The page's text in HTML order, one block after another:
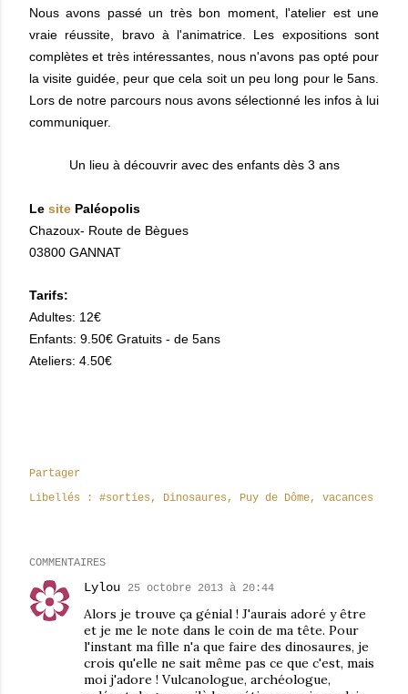
Nous avons passé un très bon moment, l'atelier est une
vraie réussite, bravo à l'animatrice. Les expositions sont
complètes et très intéressantes, nous n'avons pas opté pour
la visite guidée, peur que cela soit un peu long pour le 5ans.
Lors de notre parcours nous avons sélectionné les infos à lui
communiquer.
Un lieu à découvrir avec des enfants dès 3 ans
Le site Paléopolis
Chazoux- Route de Bègues
03800 GANNAT
Tarifs:
Adultes: 12€
Enfants: 9.50€ Gratuits - de 5ans
Ateliers: 4.50€
Partager
Libellés :
#sorties Dinosaures Puy de Dôme vacances
COMMENTAIRES
Lylou 25 octobre 2013 à 20:44
Alors je trouve ça génial ! J'aurais adoré y être
et je me le note dans le coin de ma tête. Pour
l'instant ma fille n'a que faire des dinosaures, je
crois qu'elle ne sait même pas ce que c'est, mais
moi j'adore ! Vulcanologue, archéologue,